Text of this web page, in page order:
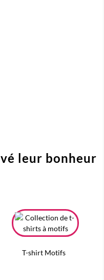
leur bonheur
T-shirt Motifs